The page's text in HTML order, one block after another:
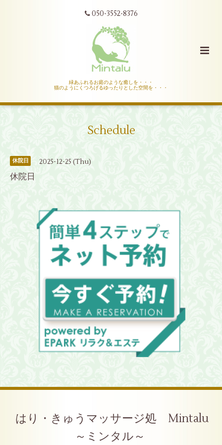
050-3552-8376
緑あふれるお庭のような癒しを・・・
猫のようにくつろげるゆったりとした空間を・・・
Schedule
休院日 2025-12-25 (Thu)
休院日
はり・きゅうマッサージ処 Mintalu
～ミンタル～